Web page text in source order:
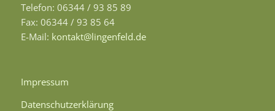
Telefon: 06344 / 93 85 89
Fax: 06344 / 93 85 64
E-Mail: kontakt@lingenfeld.de
Impressum
Datenschutzerklärung